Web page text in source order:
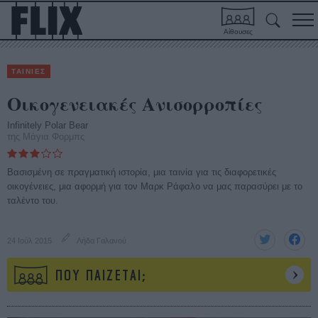
Αίθουσες
ΤΑΙΝΙΕΣ
Οικογενειακές Ανισορροπίες
Infinitely Polar Bear
της Μάγια Φορμπς
Βασισμένη σε πραγματική ιστορία, μια ταινία για τις διαφορετικές
οικογένειες, μια αφορμή για τον Μαρκ Ράφαλο να μας παρασύρει με το
ταλέντο του.
24 Ιούλ 2015 Λήδα Γαλανού
ΠΟΥ ΠΑΙΖΕΤΑΙ;